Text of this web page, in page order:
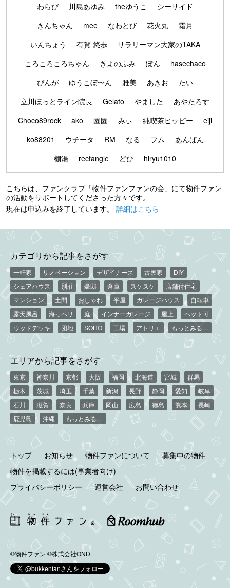
わらび
川島あゆみ theゆうこ
シーサイド
きんちゃん
mee なわとび 花火丸
霜月
いんちょう
有賀 悠歩
サラリーマン大家のTAKA
ころころころちゃん
きよのふみ ぽん
hasechaco
ぴんが
ゆうこぼ〜ん 雅美 あきお
たい
立川ほっとライン院長
Gelato やました
あやたろす
Choco89rock
ako 園園 みぃ 純喫茶ヒッピー
eiji
ko88201
ウチータ RM なる フム
あんぱん
棚湯
rectangle どひ hiryu1010
こちらは、ファンクラブ「物件ファンファンの会」にて物件ファン
の活動をサポートしてくださった方々です。
現在は申込みを終了しています。 詳細はこちら
カテゴリから記事をさがす
一軒家 リノベーション デザイナーズ 古民家
DIY
シェアハウス
別荘 豪邸 倉庫 スケスケ
店舗付住宅
マンション
土間 おしゃれ 平屋 ガレージハウス
自転車
露天風呂
海っペリ 庭 インナーガレージ 屋上
ペット可
ウッドデッキ
団地 SOHO 工場 アトリエ もっとみる…
エリアから記事をさがす
東京 神奈川 京都 大阪 福岡 北海道 宮城
群馬
栃木
茨城 埼玉 千葉 新潟 長野 静岡 愛知
岐阜
石川
滋賀 奈良 兵庫 岡山 広島 徳島 熊本
長崎
鹿児島
沖縄 もっとみる…
トップ お知らせ 物件ファンについて
募集中の物件
物件を掲載するには(事業者向け)
プライバシーポリシー
運営会社 お問い合わせ
©物件ファン ©株式会社OND